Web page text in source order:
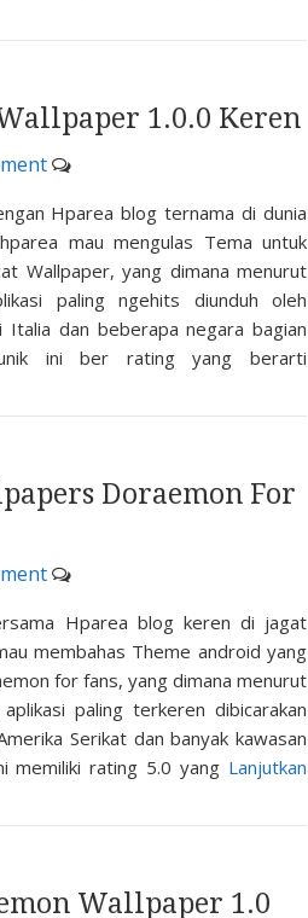
1.0.0 Keren
Hparea blog ternama di dunia
mau mengulas Tema untuk
Wallpaper, yang dimana menurut
paling ngehits diunduh oleh
dan beberapa negara bagian
unik ini ber rating yang berarti
Doraemon For
Hparea blog keren di jagat
membahas Theme android yang
for fans, yang dimana menurut
paling terkeren dibicarakan
Serikat dan banyak kawasan
memiliki rating 5.0 yang Lanjutkan
Wallpaper 1.0